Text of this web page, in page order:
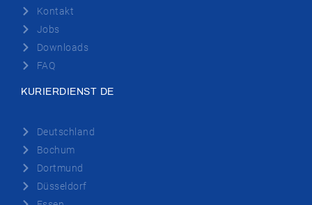
Kontakt
Jobs
Downloads
FAQ
KURIERDIENST DE
Deutschland
Bochum
Dortmund
Düsseldorf